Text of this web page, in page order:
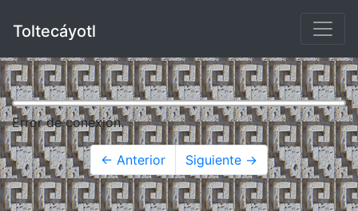
Toltecáyotl
Error de conexión.
← Anterior Siguiente →